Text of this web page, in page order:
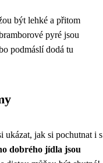
být lehké a přitom
pyré jsou
podmáslí dodá tu
ukázat, jak si pochutnat i s
dobrého jídla jsou